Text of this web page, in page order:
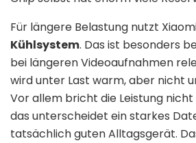
Für längere Belastung nutzt
Kühlsystem. Das ist besonders
bei längeren Videoaufnahmen
wird unter Last warm, aber nicht
Vor allem bricht die Leistung
das unterscheidet ein starkes
tatsächlich guten Alltagsgerät.